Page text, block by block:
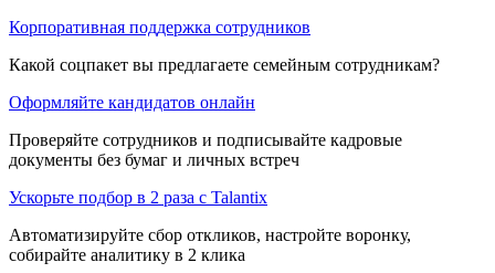
Корпоративная поддержка сотрудников
Какой соцпакет вы предлагаете семейным сотрудникам?
Оформляйте кандидатов онлайн
Проверяйте сотрудников и подписывайте кадровые
документы без бумаг и личных встреч
Ускорьте подбор в 2 раза с Talantix
Автоматизируйте сбор откликов, настройте воронку,
собирайте аналитику в 2 клика